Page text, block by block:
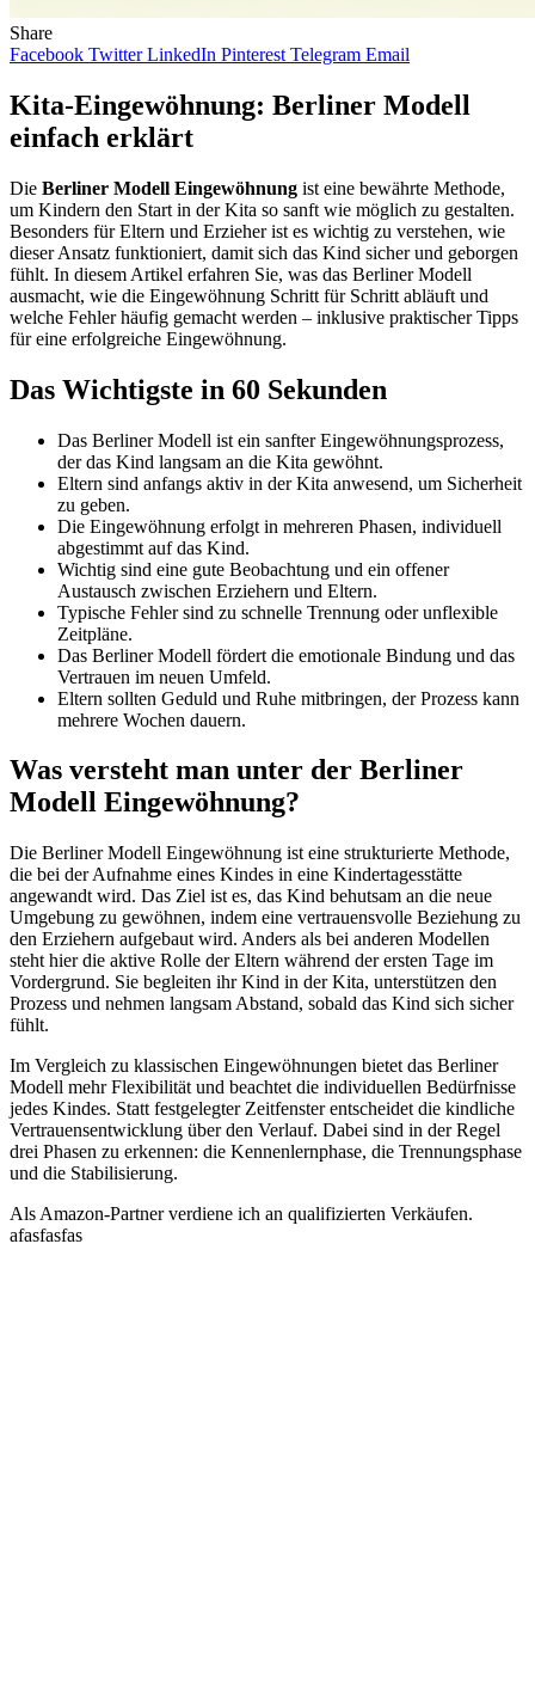
Share
Facebook Twitter LinkedIn Pinterest Telegram Email
Kita-Eingewöhnung: Berliner Modell
einfach erklärt
Die Berliner Modell Eingewöhnung ist eine bewährte Methode,
um Kindern den Start in der Kita so sanft wie möglich zu gestalten.
Besonders für Eltern und Erzieher ist es wichtig zu verstehen, wie
dieser Ansatz funktioniert, damit sich das Kind sicher und geborgen
fühlt. In diesem Artikel erfahren Sie, was das Berliner Modell
ausmacht, wie die Eingewöhnung Schritt für Schritt abläuft und
welche Fehler häufig gemacht werden – inklusive praktischer Tipps
für eine erfolgreiche Eingewöhnung.
Das Wichtigste in 60 Sekunden
Das Berliner Modell ist ein sanfter Eingewöhnungsprozess,
der das Kind langsam an die Kita gewöhnt.
Eltern sind anfangs aktiv in der Kita anwesend, um Sicherheit
zu geben.
Die Eingewöhnung erfolgt in mehreren Phasen, individuell
abgestimmt auf das Kind.
Wichtig sind eine gute Beobachtung und ein offener
Austausch zwischen Erziehern und Eltern.
Typische Fehler sind zu schnelle Trennung oder unflexible
Zeitpläne.
Das Berliner Modell fördert die emotionale Bindung und das
Vertrauen im neuen Umfeld.
Eltern sollten Geduld und Ruhe mitbringen, der Prozess kann
mehrere Wochen dauern.
Was versteht man unter der Berliner
Modell Eingewöhnung?
Die Berliner Modell Eingewöhnung ist eine strukturierte Methode,
die bei der Aufnahme eines Kindes in eine Kindertagesstätte
angewandt wird. Das Ziel ist es, das Kind behutsam an die neue
Umgebung zu gewöhnen, indem eine vertrauensvolle Beziehung zu
den Erziehern aufgebaut wird. Anders als bei anderen Modellen
steht hier die aktive Rolle der Eltern während der ersten Tage im
Vordergrund. Sie begleiten ihr Kind in der Kita, unterstützen den
Prozess und nehmen langsam Abstand, sobald das Kind sich sicher
fühlt.
Im Vergleich zu klassischen Eingewöhnungen bietet das Berliner
Modell mehr Flexibilität und beachtet die individuellen Bedürfnisse
jedes Kindes. Statt festgelegter Zeitfenster entscheidet die kindliche
Vertrauensentwicklung über den Verlauf. Dabei sind in der Regel
drei Phasen zu erkennen: die Kennenlernphase, die Trennungsphase
und die Stabilisierung.
Als Amazon-Partner verdiene ich an qualifizierten Verkäufen.
afasfasfas